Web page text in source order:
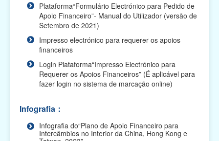
Plano de Apoio Financeiro para Despesas de
Funcionamento de Associações, 2026 (O prazo de
apresentaç...
Plano de Apoio Financeiro para Projectos
Académicos, 2026 (O prazo de apresentação das
candidaturas ...
Plano de Apoio Financeiro para Actividades
Plano Integrado de Apoio Financeiro para 2026 (O
prazo de apresentação das candidaturas terminou)
Plataforma“Formulário Electrónico para Pedido de
Apoio Financeiro”- Manual do Utilizador (versão de
Setembro de 2021)
Impresso electrónico para requerer os apoios
financeiros
Login Plataforma“Impresso Electrónico para
Requerer os Apoios Financeiros” (É aplicável para
fazer login no sistema de marcação online)
Infografia：
Infografia do“Plano de Apoio Financeiro para
Intercâmbios no Interior da China, Hong Kong e